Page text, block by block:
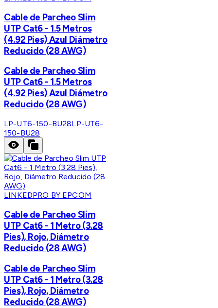
Cable de Parcheo Slim
UTP Cat6 - 1.5 Metros
(4.92 Pies) Azul Diámetro
Reducido (28 AWG)
Cable de Parcheo Slim
UTP Cat6 - 1.5 Metros
(4.92 Pies) Azul Diámetro
Reducido (28 AWG)
LP-UT6-150-BU28LP-UT6-
150-BU28
LINKEDPRO BY EPCOM
Cable de Parcheo Slim
UTP Cat6 - 1 Metro (3.28
Pies), Rojo, Diámetro
Reducido (28 AWG)
Cable de Parcheo Slim
UTP Cat6 - 1 Metro (3.28
Pies), Rojo, Diámetro
Reducido (28 AWG)